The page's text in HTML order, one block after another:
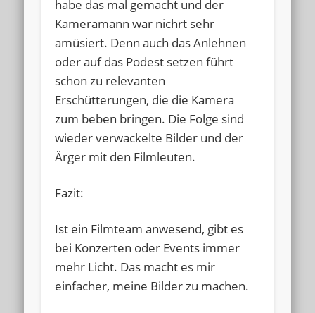
habe das mal gemacht und der
Kameramann war nichrt sehr
amüsiert. Denn auch das Anlehnen
oder auf das Podest setzen führt
schon zu relevanten
Erschütterungen, die die Kamera
zum beben bringen. Die Folge sind
wieder verwackelte Bilder und der
Ärger mit den Filmleuten.
Fazit:
Ist ein Filmteam anwesend, gibt es
bei Konzerten oder Events immer
mehr Licht. Das macht es mir
einfacher, meine Bilder zu machen.